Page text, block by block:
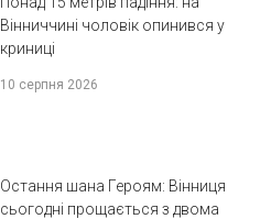
Вінниччині чоловік опинився у
криниці
10 серпня 2026
Остання шана Героям: Вінниця
сьогодні прощається з двома